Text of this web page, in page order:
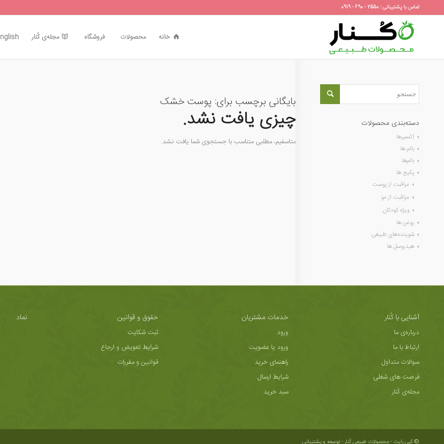
تماس با پشتیبانی : 2550 - 690 - 0919
خانه محصولات فروشگاه مجله‌ی کُنار
بایگانی برچسب برای: پوست خشک
چیزی یافت نشد.
متاسفیم، مطلبی متناسب با جستجوی شما یافت نشد.
دسته‌بندی محصولات
اِکسیرها
بالم ها
بالم‌ها
پکیج ها
مراقبت از پوست
مراقبت از مو
ویژه کودکان
روغن ها
شوینده‌های طبیعی
هیدروسل ها
آشنایی با کُنار
درباره‌ی ما
ارتباط با ما
سوالات متداول
فرصت های شغلی
مجله‌ی کُنار
خدمات مشتریان
ورود
ورود یا عضویت
راهنمای خرید
شرایط ارسال
سبد خرید
حقوق و قوانین
ثبت شکایت
شرایط تعویض و ارجاع
قوانین و مقررات
نماد
© کپی رایت - محصولات طبیعی کُنار -توسعه و پشتیبانی